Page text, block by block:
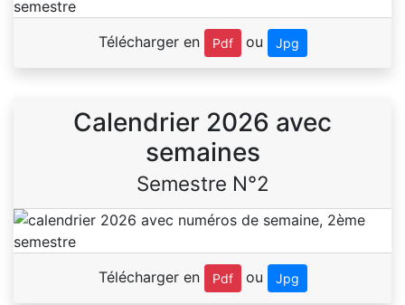
Télécharger en Pdf ou Jpg
Calendrier 2026 avec
semaines
Semestre N°2
Télécharger en Pdf ou Jpg